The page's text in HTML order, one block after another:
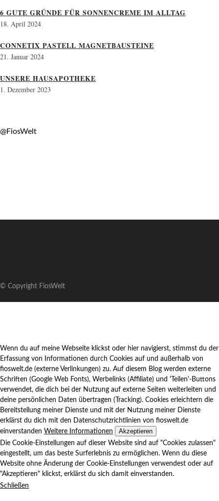
6 GUTE GRÜNDE FÜR SONNENCREME IM ALLTAG
18. April 2024
CONNETIX PASTELL MAGNETBAUSTEINE
21. Januar 2024
UNSERE HAUSAPOTHEKE
1. Dezember 2023
@FiosWelt
© Copyright FiosWelt
Wenn du auf meine Webseite klickst oder hier navigierst, stimmst du der
Erfassung von Informationen durch Cookies auf und außerhalb von
fioswelt.de (externe Verlinkungen) zu. Auf diesem Blog werden externe
Schriften (Google Web Fonts), Werbelinks (Affiliate) und 'Teilen'-Buttons
verwendet, die dich bei der Nutzung auf externe Seiten weiterleiten und
deine persönlichen Daten übertragen (Tracking). Cookies erleichtern die
Bereitstellung meiner Dienste und mit der Nutzung meiner Dienste
erklärst du dich mit den Datenschutzrichtlinien von fioswelt.de
einverstanden Weitere Informationen Akzeptieren
Die Cookie-Einstellungen auf dieser Website sind auf "Cookies zulassen"
eingestellt, um das beste Surferlebnis zu ermöglichen. Wenn du diese
Website ohne Änderung der Cookie-Einstellungen verwendest oder auf
"Akzeptieren" klickst, erklärst du sich damit einverstanden.
Schließen